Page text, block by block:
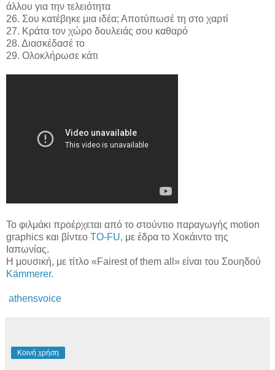
άλλου για την τελειότητα
26. Σου κατέβηκε μια ιδέα; Αποτύπωσέ τη στο χαρτί
27. Κράτα τον χώρο δουλειάς σου καθαρό
28. Διασκέδασέ το
29. Ολοκλήρωσε κάτι
Το φιλμάκι προέρχεται από το στούντιο παραγωγής motion
graphics και βίντεο TO-FU, με έδρα τo Χοκάιντο της
Ιαπωνίας.
Η μουσική, με τίτλο «Fairest of them all» είναι του Σουηδού
Kämmerer.
athensvoice
Κοινή χρήση